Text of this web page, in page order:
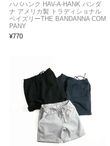
ハバハンク HAV-A-HANK バンダ
ナ アメリカ製 トラディショナル
ペイズリーTHE BANDANNA COM
PANY
¥770